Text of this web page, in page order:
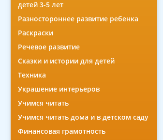
детей 3-5 лет
Разностороннее развитие ребенка
Раскраски
Речевое развитие
Сказки и истории для детей
Техника
Украшение интерьеров
Учимся читать
Учимся читать дома и в детском саду
Финансовая грамотность